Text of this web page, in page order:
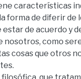
características
forma de diferir de
de acuerdo y
nosotros, como
cosas que otros